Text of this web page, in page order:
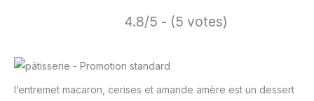
4.8/5 - (5 votes)
l’entremet macaron, cerises et amande amère est un dessert